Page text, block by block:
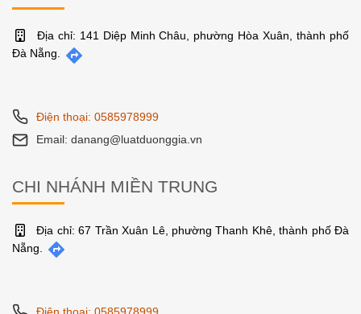
Địa chỉ: 141 Diệp Minh Châu, phường Hòa Xuân, thành phố
Đà Nẵng.
Điện thoại: 0585978999
Email: danang@luatduonggia.vn
CHI NHÁNH MIỀN TRUNG
Địa chỉ: 67 Trần Xuân Lê, phường Thanh Khê, thành phố Đà
Nẵng.
Điện thoại: 0585978999